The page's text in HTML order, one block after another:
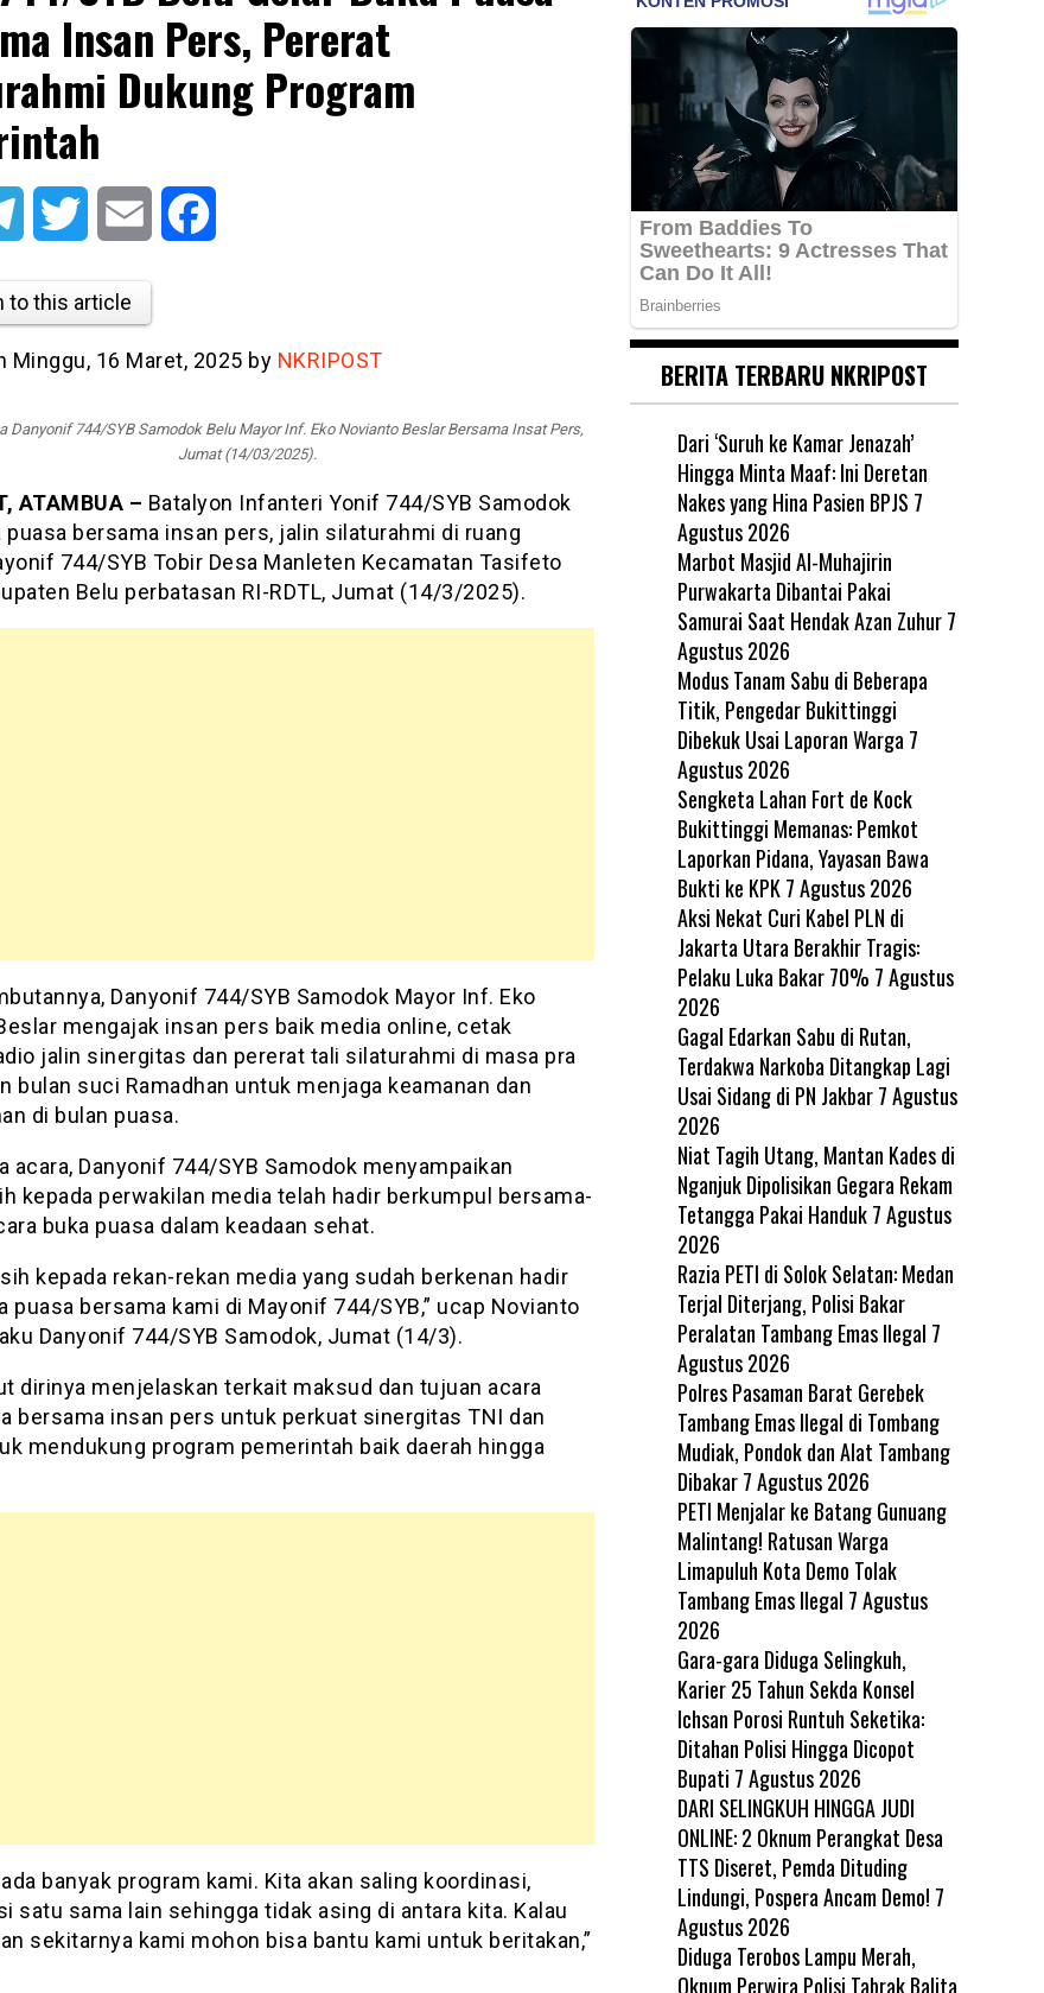
Insan Pers, Pererat
Dukung Program
Telegram Twitter Email
to this article
Minggu, 16 Maret, 2025 by NKRIPOST
Danyonif 744/SYB Samodok Belu Mayor Inf. Eko Novianto Beslar Bersama Insat Pers,
Jumat (14/03/2025).
ATAMBUA – Batalyon Infanteri Yonif 744/SYB Samodok
puasa bersama insan pers, jalin silaturahmi di ruang
744/SYB Tobir Desa Manleten Kecamatan Tasifeto
Belu perbatasan RI-RDTL, Jumat (14/3/2025).
Danyonif 744/SYB Samodok Mayor Inf. Eko
mengajak insan pers baik media online, cetak
jalin sinergitas dan pererat tali silaturahmi di masa pra
bulan suci Ramadhan untuk menjaga keamanan dan
di bulan puasa.
acara, Danyonif 744/SYB Samodok menyampaikan
kepada perwakilan media telah hadir berkumpul bersama-
buka puasa dalam keadaan sehat.
kepada rekan-rekan media yang sudah berkenan hadir
puasa bersama kami di Mayonif 744/SYB,” ucap Novianto
Danyonif 744/SYB Samodok, Jumat (14/3).
dirinya menjelaskan terkait maksud dan tujuan acara
bersama insan pers untuk perkuat sinergitas TNI dan
mendukung program pemerintah baik daerah hingga
banyak program kami. Kita akan saling koordinasi,
satu sama lain sehingga tidak asing di antara kita. Kalau
sekitarnya kami mohon bisa bantu kami untuk beritakan,”
BERITA TERBARU NKRIPOST
Dari ‘Suruh ke Kamar Jenazah’
Hingga Minta Maaf: Ini Deretan
Nakes yang Hina Pasien BPJS 7
Agustus 2026
Marbot Masjid Al-Muhajirin
Purwakarta Dibantai Pakai
Samurai Saat Hendak Azan Zuhur 7
Agustus 2026
Modus Tanam Sabu di Beberapa
Titik, Pengedar Bukittinggi
Dibekuk Usai Laporan Warga 7
Agustus 2026
Sengketa Lahan Fort de Kock
Bukittinggi Memanas: Pemkot
Laporkan Pidana, Yayasan Bawa
Bukti ke KPK 7 Agustus 2026
Aksi Nekat Curi Kabel PLN di
Jakarta Utara Berakhir Tragis:
Pelaku Luka Bakar 70% 7 Agustus
2026
Gagal Edarkan Sabu di Rutan,
Terdakwa Narkoba Ditangkap Lagi
Usai Sidang di PN Jakbar 7 Agustus
2026
Niat Tagih Utang, Mantan Kades di
Nganjuk Dipolisikan Gegara Rekam
Tetangga Pakai Handuk 7 Agustus
2026
Razia PETI di Solok Selatan: Medan
Terjal Diterjang, Polisi Bakar
Peralatan Tambang Emas Ilegal 7
Agustus 2026
Polres Pasaman Barat Gerebek
Tambang Emas Ilegal di Tombang
Mudiak, Pondok dan Alat Tambang
Dibakar 7 Agustus 2026
PETI Menjalar ke Batang Gunuang
Malintang! Ratusan Warga
Limapuluh Kota Demo Tolak
Tambang Emas Ilegal 7 Agustus
2026
Gara-gara Diduga Selingkuh,
Karier 25 Tahun Sekda Konsel
Ichsan Porosi Runtuh Seketika:
Ditahan Polisi Hingga Dicopot
Bupati 7 Agustus 2026
DARI SELINGKUH HINGGA JUDI
ONLINE: 2 Oknum Perangkat Desa
TTS Diseret, Pemda Dituding
Lindungi, Pospera Ancam Demo! 7
Agustus 2026
Diduga Terobos Lampu Merah,
Oknum Perwira Polisi Tabrak Balita